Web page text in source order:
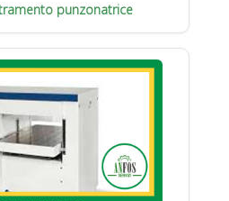
punzonatrice